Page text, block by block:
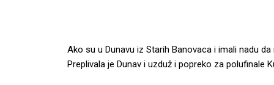
Ako su u Dunavu iz Starih Banovaca i imali nadu
Preplivala je Dunav i uzduž i popreko za polufinale